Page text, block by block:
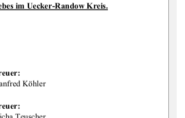
im Uecker-Randow Kreis.
Köhler
Teuscher